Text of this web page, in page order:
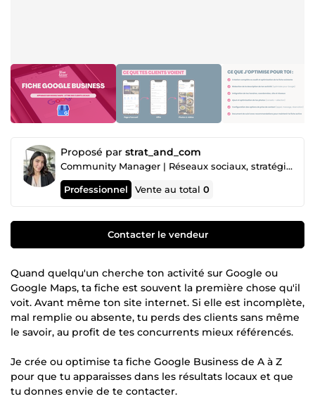
Proposé par strat_and_com
Community Manager | Réseaux sociaux, stratégie de contenu & identité visuelle
Professionnel Vente au total0
Contacter le vendeur
Quand quelqu'un cherche ton activité sur Google ou
Google Maps, ta fiche est souvent la première chose qu'il
voit. Avant même ton site internet. Si elle est incomplète,
mal remplie ou absente, tu perds des clients sans même
le savoir, au profit de tes concurrents mieux référencés.
Je crée ou optimise ta fiche Google Business de A à Z
pour que tu apparaisses dans les résultats locaux et que
tu donnes envie de te contacter.